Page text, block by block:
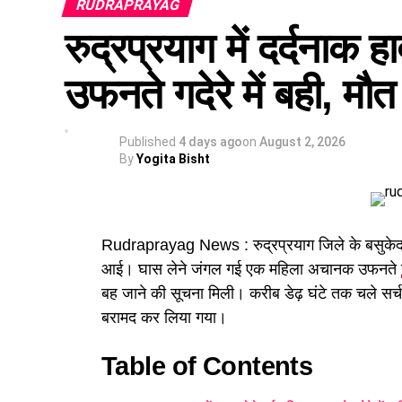
स्थानीय लोगों ने दिखाई बहादुरी
घटना के तुरंत बाद आसपास मौजूद लोगों ने बिना समय
घायल श्रद्धालु को नदी से सुरक्षित बाहर निकाला
यात्रा मार्ग पर बढ़ा जोखिम
RUDRAPRAYAG
रुद्रप्रयाग में दर्दनाक
उफनते गदेरे में बही,
Published 4 days agoon August 2, 2026
ByYogita Bisht
Rudraprayag News : रुद्रप्रयाग जिले के
आई। घास लेने जंगल गई एक महिला अचानक उफनते
बह जाने की सूचना मिली। करीब डेढ़ घंटे तक चले
बरामद कर लिया गया।
Table of Contents